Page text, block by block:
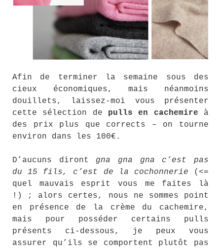
Afin de terminer la semaine sous des
cieux économiques, mais néanmoins
douillets, laissez-moi vous présenter
cette sélection de pulls en cachemire à
des prix plus que corrects – on tourne
environ dans les 100€.
D’aucuns diront gna gna gna c’est pas
du 15 fils, c’est de la cochonnerie (<=
quel mauvais esprit vous me faites là
!) ; alors certes, nous ne sommes point
en présence de la crème du cachemire,
mais pour posséder certains pulls
présents ci-dessous, je peux vous
assurer qu’ils se comportent plutôt pas